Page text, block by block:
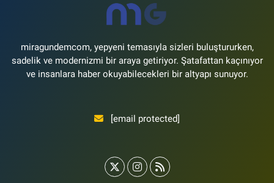
Yol Tarifi Al
miragundemcom, yepyeni temasıyla sizleri buluştururken,
sadelik ve modernizmi bir araya getiriyor. Şatafattan kaçınıyor
ve insanlara haber okuyabilecekleri bir altyapı sunuyor.
[email protected]